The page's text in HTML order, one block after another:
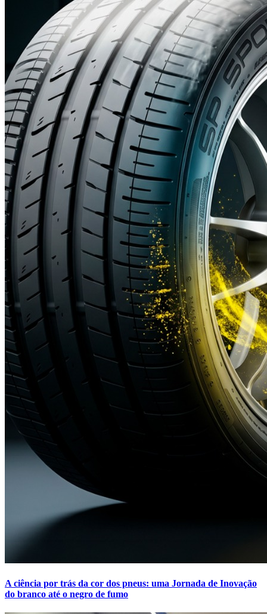
A ciência por trás da cor dos pneus: uma Jornada de Inovação
do branco até o negro de fumo